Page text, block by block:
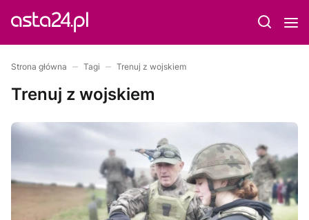
Strona główna Tagi Trenuj z wojskiem
Trenuj z wojskiem